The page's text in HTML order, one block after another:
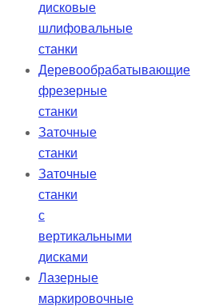
дисковые
шлифовальные
станки
Деревообрабатывающие
фрезерные
станки
Заточные
станки
Заточные
станки
с
вертикальными
дисками
Лазерные
маркировочные